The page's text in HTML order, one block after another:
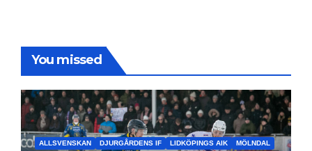
You missed
ALLSVENSKAN DJURGÅRDENS IF LIDKÖPINGS AIK MÖLNDAL